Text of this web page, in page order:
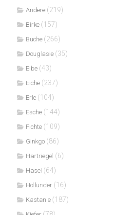
Andere (219)
Birke (157)
Buche (266)
Douglasie (35)
Eibe (43)
Eiche (237)
Erle (104)
Esche (144)
Fichte (109)
Ginkgo (86)
Hartriegel (6)
Hasel (64)
Hollunder (16)
Kastanie (187)